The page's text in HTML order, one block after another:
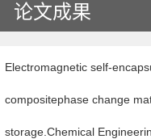
论文成果
Electromagnetic self-
compositephase change
storage.Chemical